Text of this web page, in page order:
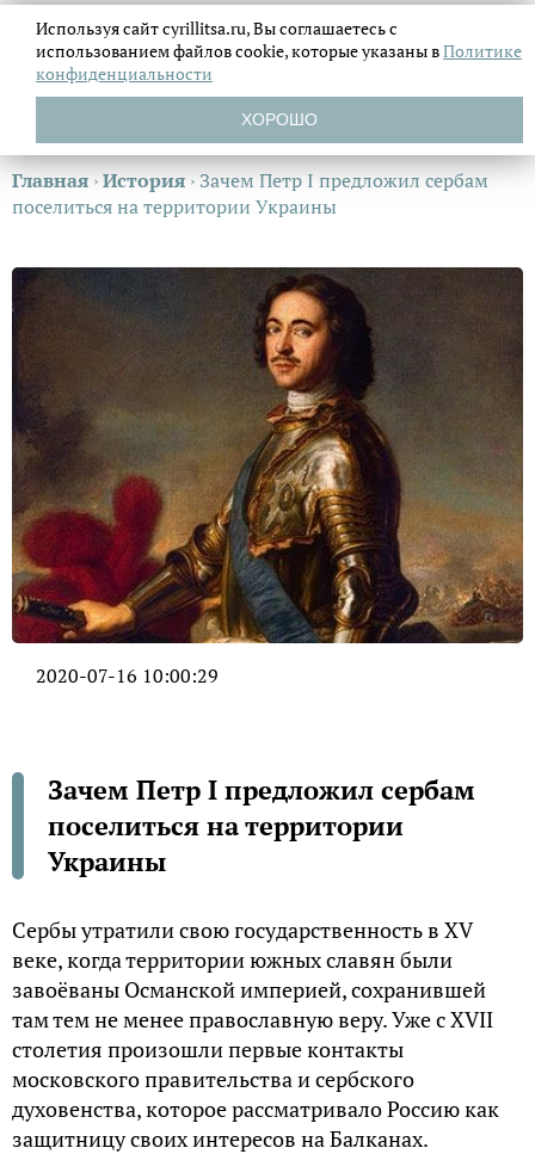
Главная ›История › Зачем Петр I предложил сербам
поселиться на территории Украины
2020-07-16 10:00:29
Зачем Петр I предложил сербам
поселиться на территории
Украины
Сербы утратили свою государственность в XV
веке, когда территории южных славян были
завоёваны Османской империей, сохранившей
там тем не менее православную веру. Уже с XVII
столетия произошли первые контакты
московского правительства и сербского
духовенства, которое рассматривало Россию как
защитницу своих интересов на Балканах.
Используя сайт cyrillitsa.ru, Вы соглашаетесь с
использованием файловcookie, которые указаны вПолитике
конфиденциальности
ХОРОШО